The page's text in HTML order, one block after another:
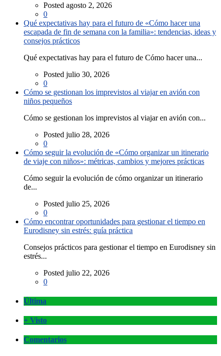
Posted agosto 2, 2026
0
Qué expectativas hay para el futuro de «Cómo hacer una
escapada de fin de semana con la familia»: tendencias, ideas y
consejos prácticos
Qué expectativas hay para el futuro de Cómo hacer una...
Posted julio 30, 2026
0
Cómo se gestionan los imprevistos al viajar en avión con
niños pequeños
Cómo se gestionan los imprevistos al viajar en avión con...
Posted julio 28, 2026
0
Cómo seguir la evolución de «Cómo organizar un itinerario
de viaje con niños»: métricas, cambios y mejores prácticas
Cómo seguir la evolución de cómo organizar un itinerario
de...
Posted julio 25, 2026
0
Cómo encontrar oportunidades para gestionar el tiempo en
Eurodisney sin estrés: guía práctica
Consejos prácticos para gestionar el tiempo en Eurodisney sin
estrés...
Posted julio 22, 2026
0
Última
+ Visto
Comentarios